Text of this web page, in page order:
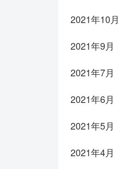
2021年10月
2021年9月
2021年7月
2021年6月
2021年5月
2021年4月